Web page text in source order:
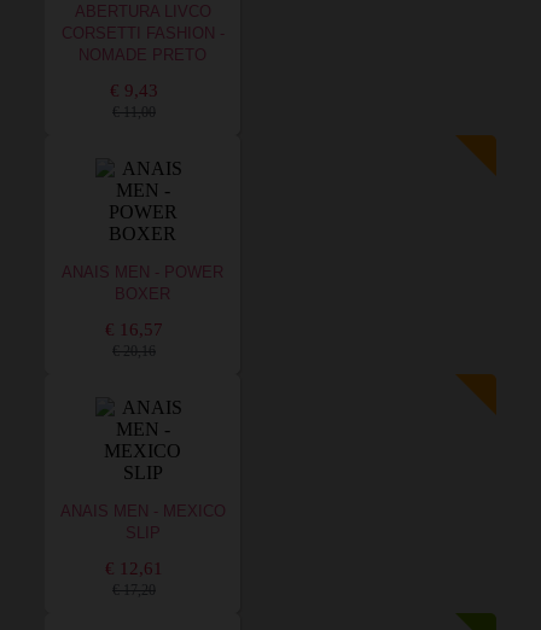
ABERTURA LIVCO
CORSETTI FASHION -
NOMADE PRETO
€ 9,43
€ 11,00
ANAIS MEN - POWER
BOXER
€ 16,57
€ 20,16
ANAIS MEN - MEXICO
SLIP
€ 12,61
€ 17,20